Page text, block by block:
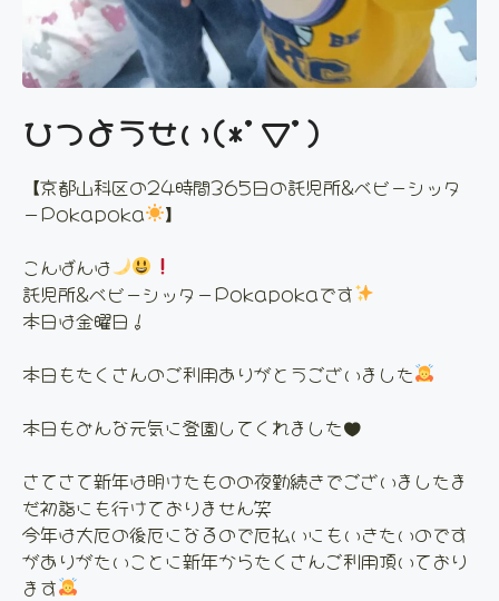
ひつようせい(*'▽')
【京都山科区の24時間365日の託児所&ベビーシッタ
ーPokapoka
】
こんばんは
託児所&ベビーシッターPokapokaです
本日は金曜日！
本日もたくさんのご利用ありがとうございました
本日もみんな元気に登園してくれました♥
さてさて新年は明けたものの夜勤続きでございましたま
だ初詣にも行けておりません笑
今年は大厄の後厄になるので厄払いにもいきたいのです
がありがたいことに新年からたくさんご利用頂いており
ます